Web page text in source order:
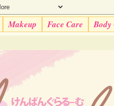
Makeup Face Care Body